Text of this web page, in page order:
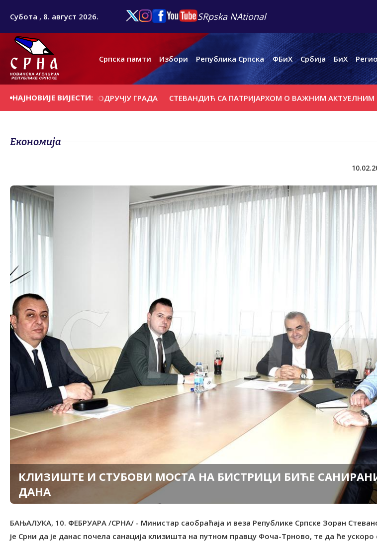
Субота , 8. август 2026. SRpska NAtional
Српска памти Избори Република Српска ФБиХ Србија БиХ
НАЈНОВИЈЕ ВИЈЕСТИ:
ПОЖАРИШТА НА ПОДРУЧЈУ ГРАДА СТЕВАНДИЋ СА ПАТРИЈАРХОМ О ВАЖНИМ АКТУЕЛНИМ
Економија
КЛИЗИШТЕ И СТУБОВИ МОСТА НА БИСТРИЦИ БИЋЕ
ДАНА
БАЊАЛУКА, 10. ФЕБРУАРА /СРНА/ - Министар саобраћаја и веза Републике Српске Зоран
је Срни да је данас почела санација клизишта на путном правцу Фоча-Трново, те да ће ускоро